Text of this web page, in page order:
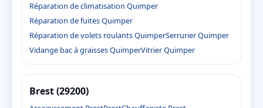
Réparation de climatisation Quimper
Réparation de fuites Quimper
Réparation de volets roulants QuimperSerrurier Quimper
Vidange bac à graisses QuimperVitrier Quimper
Brest (29200)